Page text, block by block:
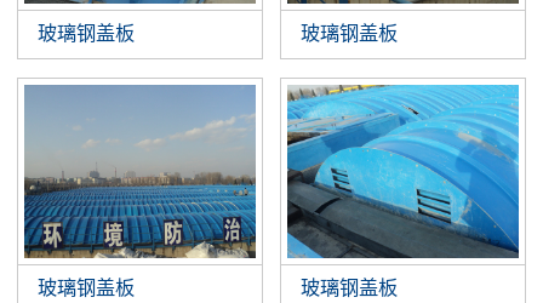
玻璃钢盖板 玻璃钢盖板
玻璃钢盖板 玻璃钢盖板